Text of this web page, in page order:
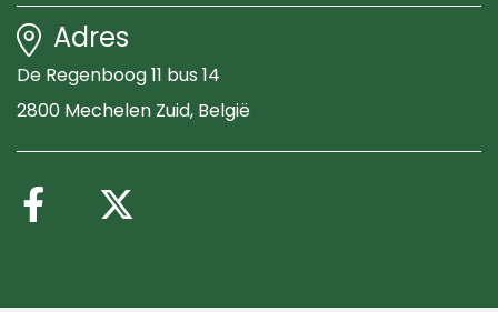
Adres
De Regenboog 11 bus 14
2800 Mechelen Zuid, België
Volg ons op Facebook